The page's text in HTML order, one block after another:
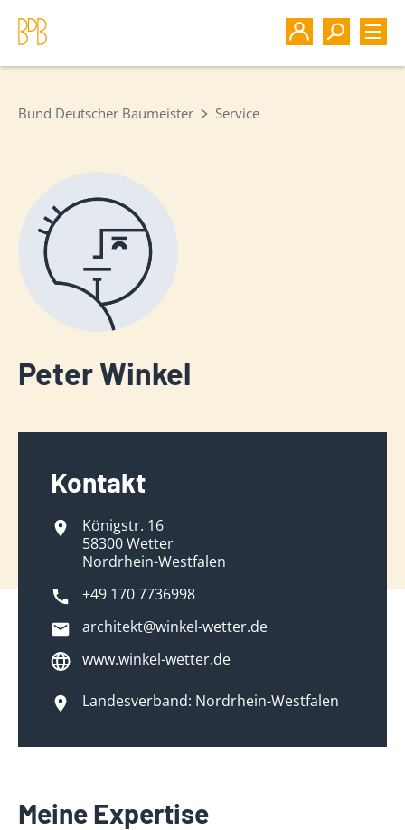
Bund Deutscher Baumeister Service
Peter Winkel
Kontakt
Königstr. 16
58300 Wetter
Nordrhein-Westfalen
+49 170 7736998
architekt@winkel-wetter.de
www.winkel-wetter.de
Landesverband: Nordrhein-Westfalen
Meine Expertise